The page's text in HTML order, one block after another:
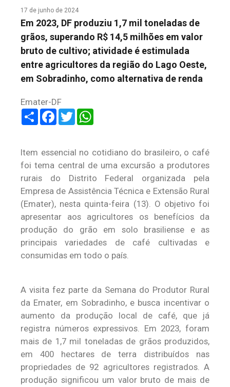
17 de junho de 2024
Em 2023, DF produziu 1,7 mil toneladas de
grãos, superando R$ 14,5 milhões em valor
bruto de cultivo; atividade é estimulada
entre agricultores da região do Lago Oeste,
em Sobradinho, como alternativa de renda
Emater-DF
ShareFacebook
Twitter
Item essencial no cotidiano do brasileiro, o café
foi tema central de uma excursão a produtores
rurais do Distrito Federal organizada pela
Empresa de Assistência Técnica e Extensão Rural
(Emater), nesta quinta-feira (13). O objetivo foi
apresentar aos agricultores os benefícios da
produção do grão em solo brasiliense e as
principais variedades de café cultivadas e
consumidas em todo o país.
A visita fez parte da Semana do Produtor Rural
da Emater, em Sobradinho, e busca incentivar o
aumento da produção local de café, que já
registra números expressivos. Em 2023, foram
mais de 1,7 mil toneladas de grãos produzidos,
em 400 hectares de terra distribuídos nas
propriedades de 92 agricultores registrados. A
produção significou um valor bruto de mais de